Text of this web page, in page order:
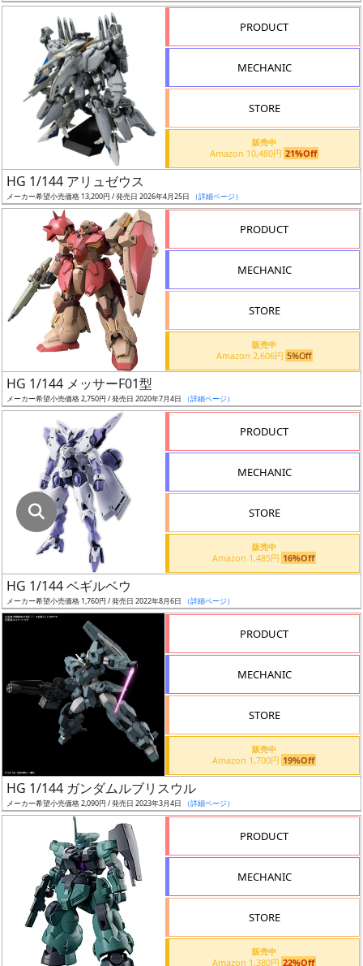
た
店
最
安
ク
ス
ア
ラ
ー
タ
ー
PRODUCT
MECHANIC
STORE
販売中
Amazon 10,480円 21%Off
HG 1/144 アリュゼウス
メーカー希望小売価格 13,200円 / 発売日 2026年4月25日 （詳細ページ）
PRODUCT
MECHANIC
STORE
販売中
Amazon 2,606円 5%Off
HG 1/144 メッサーF01型
メーカー希望小売価格 2,750円 / 発売日 2020年7月4日 （詳細ページ）
PRODUCT
MECHANIC
STORE
販売中
Amazon 1,485円 16%Off
HG 1/144 ベギルベウ
メーカー希望小売価格 1,760円 / 発売日 2022年8月6日 （詳細ページ）
PRODUCT
MECHANIC
STORE
販売中
Amazon 1,700円 19%Off
HG 1/144 ガンダムルブリスウル
メーカー希望小売価格 2,090円 / 発売日 2023年3月4日 （詳細ページ）
PRODUCT
MECHANIC
STORE
販売中
Amazon 1,380円 22%Off